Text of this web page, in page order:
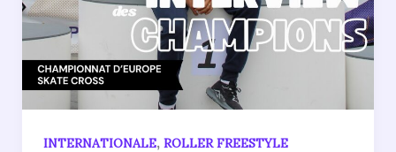
INTERNATIONALE, ROLLER FREESTYLE